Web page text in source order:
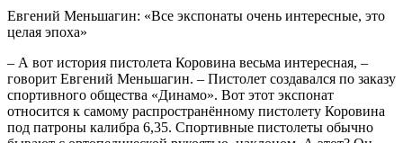
Евгений Меньшагин: «Все экспонаты очень интересные, это
целая эпоха»
– А вот история пистолета Коровина весьма интересная, –
говорит Евгений Меньшагин. – Пистолет создавался по заказу
спортивного общества «Динамо». Вот этот экспонат
относится к самому распространённому пистолету Коровина
под патроны калибра 6,35. Спортивные пистолеты обычно